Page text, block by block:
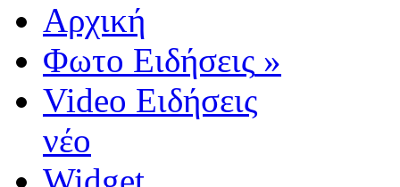
Αρχική
Φωτο Ειδήσεις »
Video Ειδήσεις
νέο